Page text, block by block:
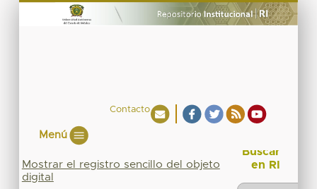
Contacto
Menú
Mostrar el registro sencillo del objeto
digital
Buscar
en RI